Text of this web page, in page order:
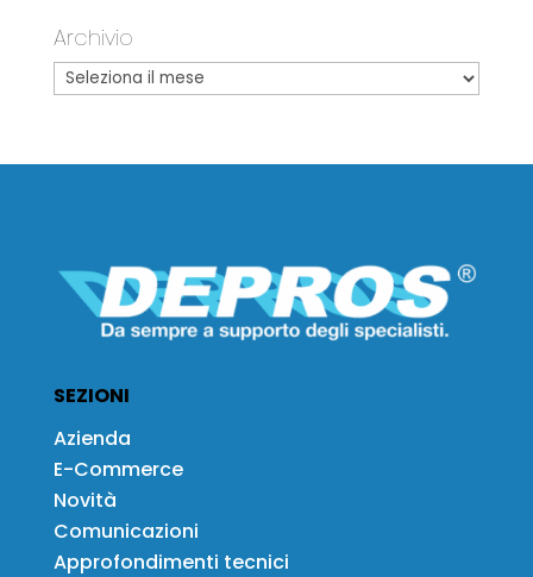
Archivio
SEZIONI
Azienda
E-Commerce
Novità
Comunicazioni
Approfondimenti tecnici